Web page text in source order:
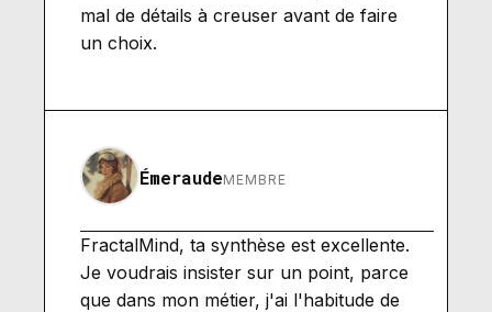
mal de détails à creuser avant de faire
un choix.
ÉmeraudeMEMBRE
FractalMind, ta synthèse est excellente.
Je voudrais insister sur un point, parce
que dans mon métier, j'ai l'habitude de